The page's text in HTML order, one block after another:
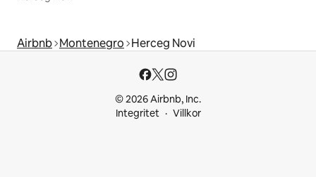
Airbnb Montenegro Herceg Novi
© 2026 Airbnb, Inc.
Integritet
Villkor